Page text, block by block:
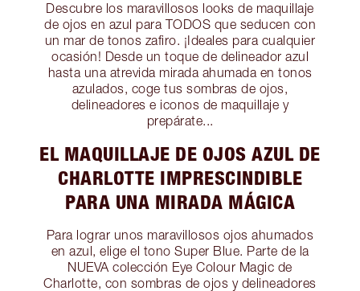
Descubre los maravillosos looks de maquillaje
de ojos en azul para TODOS que seducen con
un mar de tonos zafiro. ¡Ideales para cualquier
ocasión! Desde un toque de delineador azul
hasta una atrevida mirada ahumada en tonos
azulados, coge tus sombras de ojos,
delineadores e iconos de maquillaje y
prepárate...
EL MAQUILLAJE DE OJOS AZUL DE
CHARLOTTE IMPRESCINDIBLE
PARA UNA MIRADA MÁGICA
Para lograr unos maravillosos ojos ahumados
en azul, elige el tono Super Blue. Parte de la
NUEVA colección Eye Colour Magic de
Charlotte, con sombras de ojos y delineadores